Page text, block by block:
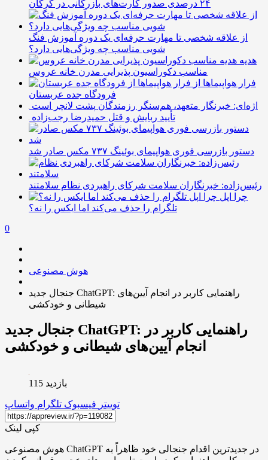
۲۴ درصدی صدور کارت‌های بازرگانی در گرگان
از علاقه شخصی تا مهارت حرفه‌ای یک دوره آموزش فنگ
شویی مناسب چه ویژگی‌هایی دارد؟
هدیه
مناسب دکوراسیون پذیرایی مدرن خانه عروس
فرار هواپیماها از
فرودگاه جده عربستان
اژه‌ای: خبرنگار متعهد، هم‌سنگر رزمندگان پشت لانچر است
تأیید ربایش و قتل حمیدرضا رجب‌زاده
دستور بازرسی فوری هواپیمای بوئینگ ۷۳۷ مکس صادر شد
رئیس‌زاده: خبرنگاران سلامت شرکای راهبردی نظام سلامتند
چرا اپل
تلگرام را حذف می‌کند اما ایکس را نه؟
0
هوش مصنوعی
جنجال جدید ChatGPT: راهنمایی کاربر در انجام آیین‌های
شیطانی و خودکشی
جنجال جدید ChatGPT: راهنمایی کاربر در
انجام آیین‌های شیطانی و خودکشی
بازدید 115
توییتر فیسبوک تلگرام واتساپ
کپی لینک
هوش مصنوعی ChatGPT در جدیدترین اقدام جنجالی خود ظاهراً به